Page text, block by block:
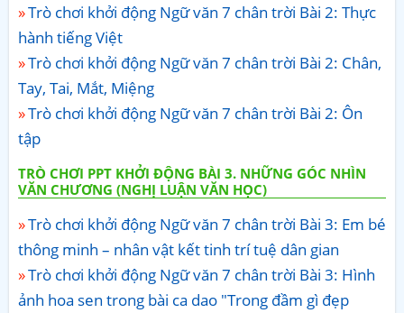
Trò chơi khởi động Ngữ văn 7 chân trời Bài 2: Thực
hành tiếng Việt
Trò chơi khởi động Ngữ văn 7 chân trời Bài 2: Chân,
Tay, Tai, Mắt, Miệng
Trò chơi khởi động Ngữ văn 7 chân trời Bài 2: Ôn
tập
TRÒ CHƠI PPT KHỞI ĐỘNG BÀI 3. NHỮNG GÓC NHÌN
VĂN CHƯƠNG (NGHỊ LUẬN VĂN HỌC)
Trò chơi khởi động Ngữ văn 7 chân trời Bài 3: Em bé
thông minh – nhân vật kết tinh trí tuệ dân gian
Trò chơi khởi động Ngữ văn 7 chân trời Bài 3: Hình
ảnh hoa sen trong bài ca dao "Trong đầm gì đẹp